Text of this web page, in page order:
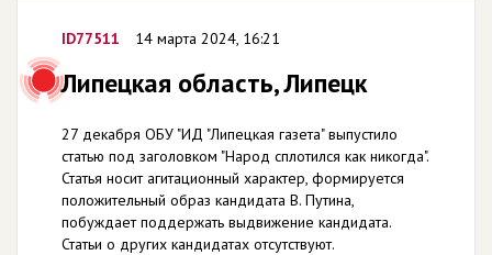
ID77511 14 марта 2024, 16:21
Липецкая область, Липецк
27 декабря ОБУ "ИД "Липецкая газета" выпустило
статью под заголовком "Народ сплотился как никогда".
Статья носит агитационный характер, формируется
положительный образ кандидата В. Путина,
побуждает поддержать выдвижение кандидата.
Статьи о других кандидатах отсутствуют.